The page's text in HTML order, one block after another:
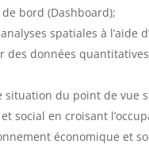
bord (Dashboard);
spatiales à l’aide
des données
situation du point de vue
social en croisant
économique et